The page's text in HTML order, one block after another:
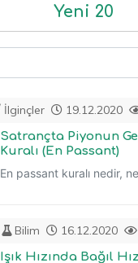
Yeni 20
İlginçler 19.12.2020
Satrançta Piyonun
Kuralı (En Passant)
En passant kuralı nedir,
Bilim 16.12.2020
Işık Hızında Bağıl Hız